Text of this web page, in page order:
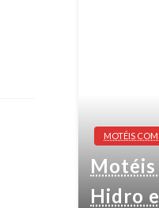
MOTÉIS
Motéis
Hidro